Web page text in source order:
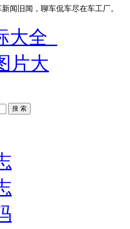
闻旧闻，聊车侃车尽在车工厂。
搜 索